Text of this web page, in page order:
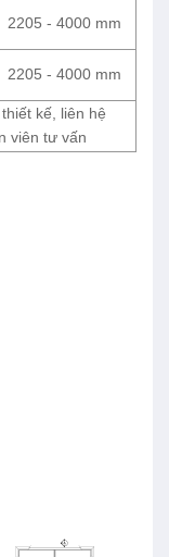
2205 - 4000 mm
2205 - 4000 mm
kế, liên hệ
viên tư vấn